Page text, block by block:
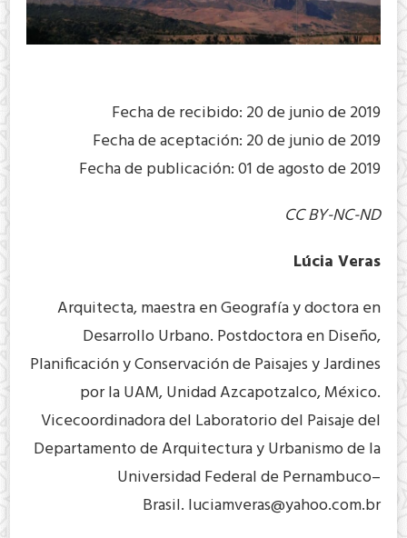
Fecha de recibido: 20 de junio de 2019
Fecha de aceptación: 20 de junio de 2019
Fecha de publicación: 01 de agosto de 2019
CC BY-NC-ND
Lúcia Veras
Arquitecta, maestra en Geografía y doctora en
Desarrollo Urbano. Postdoctora en Diseño,
Planificación y Conservación de Paisajes y Jardines
por la UAM, Unidad Azcapotzalco, México.
Vicecoordinadora del Laboratorio del Paisaje del
Departamento de Arquitectura y Urbanismo de la
Universidad Federal de Pernambuco–
Brasil. luciamveras@yahoo.com.br